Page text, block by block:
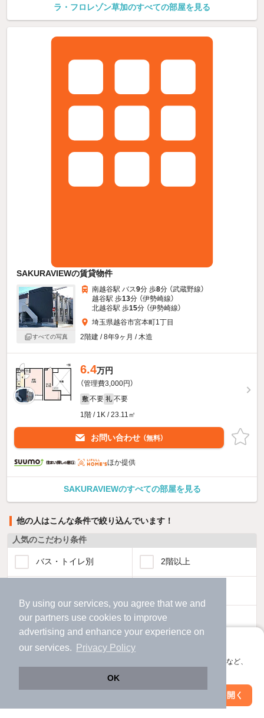
By using our services, you agree that we and
our partners use cookies to improve
advertising and enhance your experience on
our services.
Privacy Policy
OK
アプリに切り替えて、サクサクお部屋探し
会員登録なしですぐ使える。マップ検索やお気に入り保存など、
アプリを開く
ラ・フロレゾン草加のすべての部屋を見る
SAKURAVIEWの賃貸物件
すべての写真
南越谷駅 バス9分 歩8分 （武蔵野線）
越谷駅 歩13分 （伊勢崎線）
北越谷駅 歩15分 （伊勢崎線）
埼玉県越谷市宮本町1丁目
2階建 / 8年9ヶ月 / 木造
6.4万円
（管理費3,000円）
敷 不要 礼 不要
1階 / 1K / 23.11㎡
お問い合わせ （無料）
ほか提供
SAKURAVIEWのすべての部屋を見る
他の人はこんな条件で絞り込んでいます！
人気のこだわり条件
バス・トイレ別 2階以上
洗濯機置場あり 独立洗面台
エアコンあり
絞り込み条件を変更